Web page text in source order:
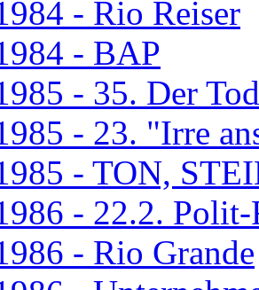
- Rio Reiser
- BAP
- 35. Der
- 23. "Irre
- TON,
- 22.2.
- Rio Grande